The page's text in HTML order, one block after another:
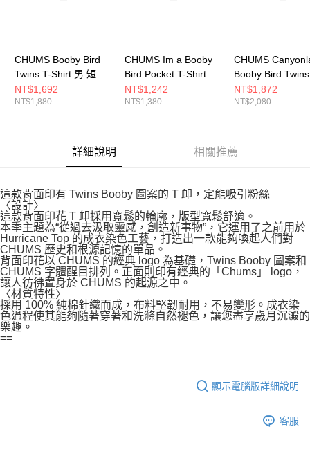
CHUMS Booby Bird
Twins T-Shirt 男 短袖
上衣 淺灰綠
CH012722M076
NT$1,692
NT$1,880
CHUMS Im a Booby
Bird Pocket T-Shirt 男
短袖上衣 深藍綠
CH012750T035
NT$1,242
NT$1,380
CHUMS
Booby Bird
T-Shirt 男 長袖上
藍
NT$1,872
NT$2,080
詳細說明 相關推薦
這款背面印有 Twins Booby 圖案的 T 卹，定能吸引粉絲
〈設計〉
這款背面印花 T 卹採用寬鬆的輪廓，版型寬鬆舒適。
本季主題為“從過去汲取靈感，創造新事物”，它運用了之前用於
Hurricane Top 的成衣染色工藝，打造出一款能夠喚起人們對
CHUMS 歷史和根源記憶的單品。
背面印花以 CHUMS 的經典 logo 為基礎，Twins Booby 圖案和
CHUMS 字體醒目排列。正面則印有經典的「Chums」 logo，
讓人彷彿置身於 CHUMS 的起源之中。
〈材質特性〉
採用 100% 純棉針織而成，布料堅韌耐用，不易變形。成衣染
色過程使其能夠隨著穿著和洗滌自然褪色，讓您盡享歲月沉澱的
樂趣。
==
顯示電腦版詳細說明
客服